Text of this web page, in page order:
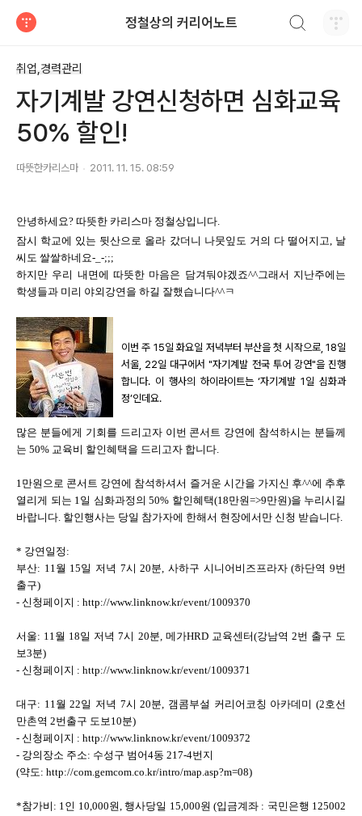
정철상의 커리어노트
취업,경력관리
자기계발 강연신청하면 심화교육
50% 할인!
따뜻한카리스마 2011. 11. 15. 08:59
안녕하세요? 따뜻한 카리스마 정철상입니다.
잠시 학교에 있는 뒷산으로 올라 갔더니 나뭇잎도 거의 다 떨어지고, 날
씨도 쌀쌀하네요-_-;;;
하지만 우리 내면에 따뜻한 마음은 담겨둬야겠죠^^그래서 지난주에는
학생들과 미리 야외강연을 하길 잘했습니다^^ㅋ
이번 주 15일 화요일 저녁부터 부산을 첫 시작으로, 18일
서울, 22일 대구에서 "자기계발 전국 투어 강연"을 진행
합니다. 이 행사의 하이라이트는 ‘자기계발 1일 심화과
정’인데요.
많은 분들에게 기회를 드리고자 이번 콘서트 강연에 참석하시는 분들께
는 50% 교육비 할인혜택을 드리고자 합니다.
1만원으로 콘서트 강연에 참석하셔서 즐거운 시간을 가지신 후^^에 추후
열리게 되는 1일 심화과정의 50% 할인혜택(18만원=>9만원)을 누리시길
바랍니다. 할인행사는 당일 참가자에 한해서 현장에서만 신청 받습니다.
* 강연일정:
부산: 11월 15일 저녁 7시 20분, 사하구 시니어비즈프라자 (하단역 9번
출구)
- 신청페이지 : http://www.linknow.kr/event/1009370
서울: 11월 18일 저녁 7시 20분, 메가HRD 교육센터(강남역 2번 출구 도
보3분)
- 신청페이지 : http://www.linknow.kr/event/1009371
대구: 11월 22일 저녁 7시 20분, 갬콤부설 커리어코칭 아카데미 (2호선
만촌역 2번출구 도보10분)
- 신청페이지 : http://www.linknow.kr/event/1009372
- 강의장소 주소: 수성구 범어4동 217-4번지
(약도: http://com.gemcom.co.kr/intro/map.asp?m=08)
*참가비: 1인 10,000원, 행사당일 15,000원 (입금계좌 : 국민은행 125002